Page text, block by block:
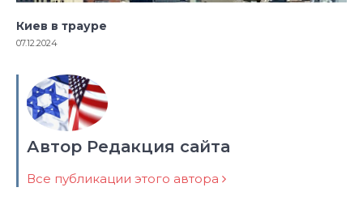
Киев в трауре
07.12.2024
Автор Редакция сайта
Все публикации этого автора